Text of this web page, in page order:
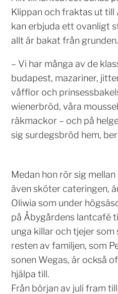
Klippan och fraktas ut
kan erbjuda ett ovanligt
allt är bakat från grunden.
– Vi har många av de
budapest, mazariner,
våfflor och
wienerbröd, våra
räkmackor – och på
sig surdegsbröd hem,
Medan hon rör sig
även sköter cateringen,
Oliwia som under
på Åbygårdens lantcafé
unga killar och tjejer
resten av familjen, som
sonen Wegas, är också
hjälpa till.
Från början av juli fram